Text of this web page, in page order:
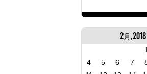
2月, 2018
4
5 6 7